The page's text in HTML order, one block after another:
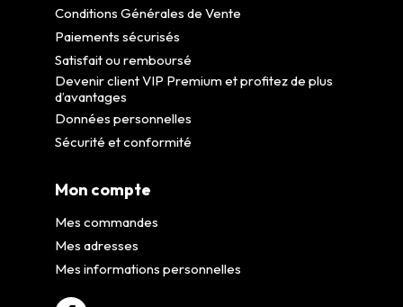
Conditions Générales de Vente
Paiements sécurisés
Satisfait ou remboursé
Devenir client VIP Premium et profitez de plus
d’avantages
Données personnelles
Sécurité et conformité
Mon compte
Mes commandes
Mes adresses
Mes informations personnelles